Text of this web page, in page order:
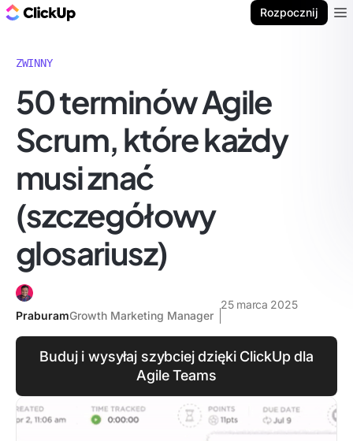
Rozpocznij
ZWINNY
50 terminów Agile
Scrum, które każdy
musi znać
(szczegółowy
glosariusz)
PraburamGrowth Marketing Manager
25 marca 2025
Buduj i wysyłaj szybciej dzięki ClickUp dla
Agile Teams